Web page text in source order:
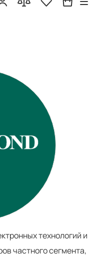
технологий и
частного сегмента,